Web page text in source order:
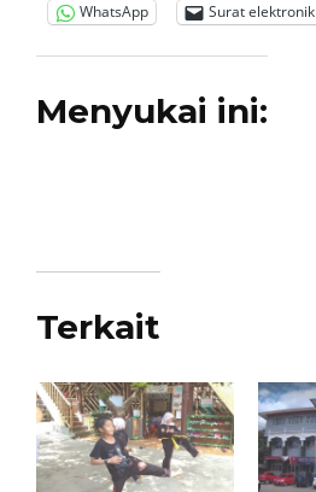
WhatsApp Surat elektronik
Menyukai ini:
Terkait